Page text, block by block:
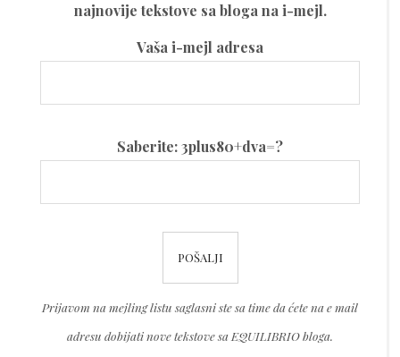
najnovije tekstove sa bloga na i-mejl.
Vaša i-mejl adresa
leave
Saberite: 3plus80+dva=?
field
empty.
Prijavom na mejling listu saglasni ste sa time da ćete na e mail
adresu dobijati nove tekstove sa EQUILIBRIO bloga.